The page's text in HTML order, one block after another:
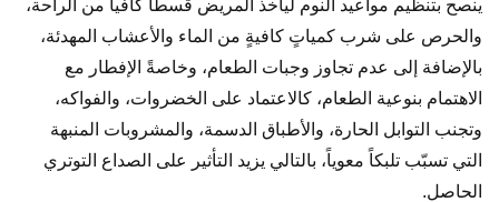
ينصح بتنظيم مواعيد النوم ليأخذ المريض قسطاً كافياً من الراحة،
والحرص على شرب كمياتٍ كافيةٍ من الماء والأعشاب المهدئة،
بالإضافة إلى عدم تجاوز وجبات الطعام، وخاصةً الإفطار مع
الاهتمام بنوعية الطعام، كالاعتماد على الخضروات، والفواكه،
وتجنب التوابل الحارة، والأطباق الدسمة، والمشروبات المنبهة
التي تسبّب تلبكاً معوياً، بالتالي يزيد التأثير على الصداع التوتري
الحاصل.